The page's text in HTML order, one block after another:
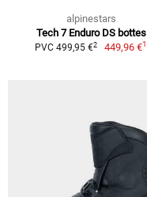
alpinestars
Tech 7 Enduro DS bottes
PVC 499,95 €2 449,96 €1